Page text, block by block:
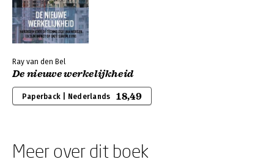
Ray van den Bel
De nieuwe werkelijkheid
Paperback | Nederlands 18,49
Meer over dit boek